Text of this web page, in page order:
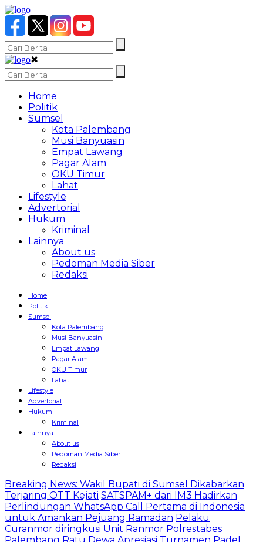
✖
Home
Politik
Sumsel
Kota Palembang
Musi Banyuasin
Empat Lawang
Pagar Alam
OKU Timur
Lahat
Lifestyle
Advertorial
Hukum
Kriminal
Lainnya
About us
Pedoman Media Siber
Redaksi
Home
Politik
Sumsel
Kota Palembang
Musi Banyuasin
Empat Lawang
Pagar Alam
OKU Timur
Lahat
Lifestyle
Advertorial
Hukum
Kriminal
Lainnya
About us
Pedoman Media Siber
Redaksi
Breaking News: Wakil Bupati di Sumsel Dikabarkan
Terjaring OTT Kejati SATSPAM+ dari IM3 Hadirkan
Perlindungan WhatsApp Call Pertama di Indonesia
untuk Amankan Pejuang Ramadan Pelaku
Curanmor diringkusi Unit Ranmor Polrestabes